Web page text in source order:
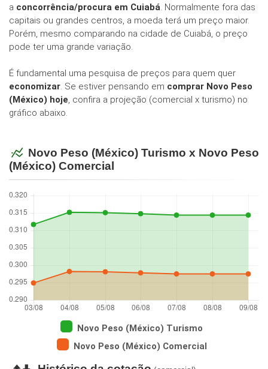
a concorrência/procura em Cuiabá. Normalmente fora das
capitais ou grandes centros, a moeda terá um preço maior.
Porém, mesmo comparando na cidade de Cuiabá, o preço
pode ter uma grande variação.
É fundamental uma pesquisa de preços para quem quer
economizar. Se estiver pensando em comprar Novo Peso
(México) hoje, confira a projeção (comercial x turismo) no
gráfico abaixo.
Novo Peso (México) Turismo x Novo Peso
(México) Comercial
Novo Peso (México) Turismo
Novo Peso (México) Comercial